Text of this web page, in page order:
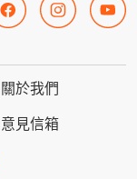
關於我們
意見信箱